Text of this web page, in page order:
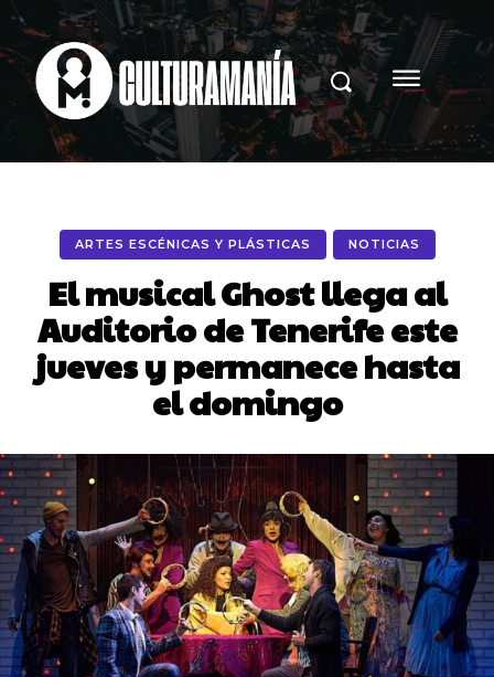
ARTES ESCÉNICAS Y PLÁSTICAS NOTICIAS
El musical Ghost llega al
Auditorio de Tenerife este
jueves y permanece hasta
el domingo